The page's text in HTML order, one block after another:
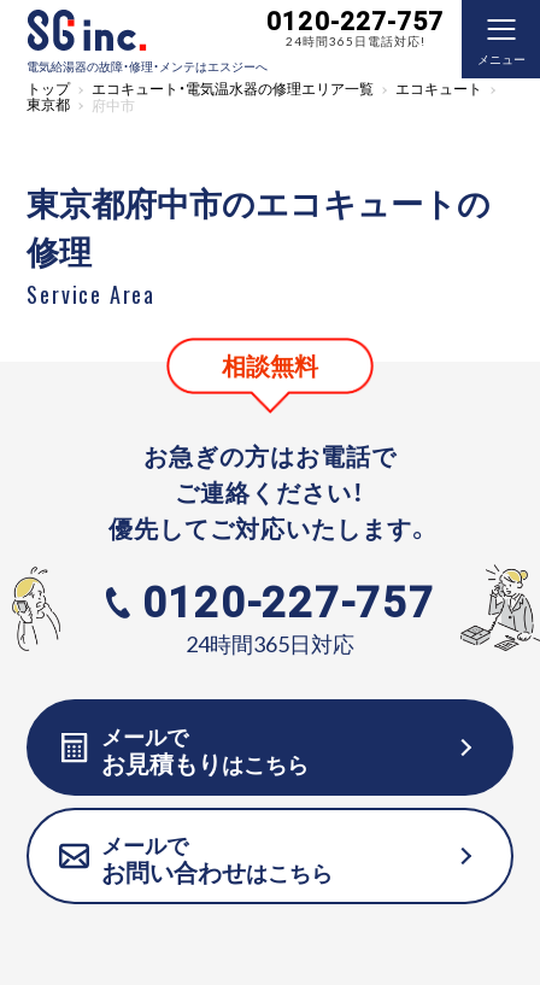
電気給湯器の故障・修理・メンテはエスジーへ
0120-227-757
24時間365日電話対応!
メニュー
トップ エコキュート・電気温水器の修理エリア一覧 エコキュート
東京都 府中市
東京都府中市のエコキュートの
修理
Service Area
相談無料
お急ぎの方はお電話で
ご連絡ください！
優先してご対応いたします。
0120-227-757
24時間365日対応
メールで
お見積もりはこちら
メールで
お問い合わせはこちら